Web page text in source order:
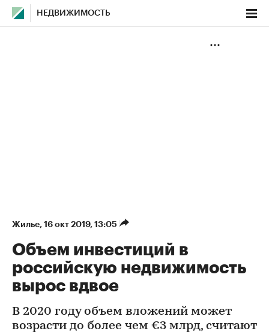
НЕДВИЖИМОСТЬ
Жилье⁠, 16 окт 2019, 13:05
Объем инвестиций в
российскую недвижимость
вырос вдвое
В 2020 году объем вложений может
возрасти до более чем €3 млрд, считают